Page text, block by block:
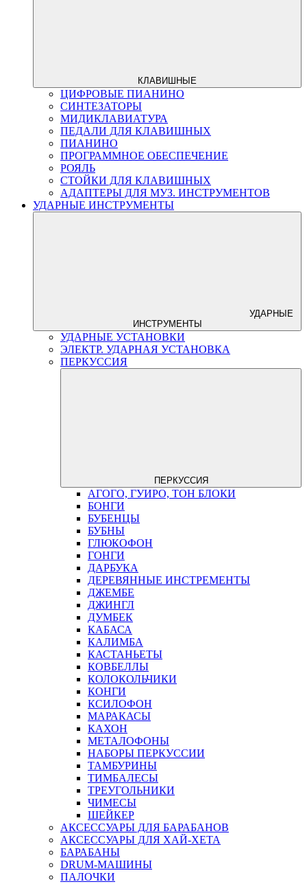
КЛАВИШНЫЕ
ЦИФРОВЫЕ ПИАНИНО
СИНТЕЗАТОРЫ
МИДИКЛАВИАТУРА
ПЕДАЛИ ДЛЯ КЛАВИШНЫХ
ПИАНИНО
ПРОГРАММНОЕ ОБЕСПЕЧЕНИЕ
РОЯЛЬ
СТОЙКИ ДЛЯ КЛАВИШНЫХ
АДАПТЕРЫ ДЛЯ МУЗ. ИНСТРУМЕНТОВ
УДАРНЫЕ ИНСТРУМЕНТЫ
УДАРНЫЕ
ИНСТРУМЕНТЫ
УДАРНЫЕ УСТАНОВКИ
ЭЛЕКТР. УДАРНАЯ УСТАНОВКА
ПЕРКУССИЯ
ПЕРКУССИЯ
АГОГО, ГУИРО, ТОН БЛОКИ
БОНГИ
БУБЕНЦЫ
БУБНЫ
ГЛЮКОФОН
ГОНГИ
ДАРБУКА
ДЕРЕВЯННЫЕ ИНСТРЕМЕНТЫ
ДЖЕМБЕ
ДЖИНГЛ
ДУМБЕК
КАБАСА
КАЛИМБА
КАСТАНЬЕТЫ
КОВБЕЛЛЫ
КОЛОКОЛЬЧИКИ
КОНГИ
КСИЛОФОН
МАРАКАСЫ
КАХОН
МЕТАЛОФОНЫ
НАБОРЫ ПЕРКУССИИ
ТАМБУРИНЫ
ТИМБАЛЕСЫ
ТРЕУГОЛЬНИКИ
ЧИМЕСЫ
ШЕЙКЕР
АКСЕССУАРЫ ДЛЯ БАРАБАНОВ
АКСЕССУАРЫ ДЛЯ ХАЙ-ХЕТА
БАРАБАНЫ
DRUM-МАШИНЫ
ПАЛОЧКИ